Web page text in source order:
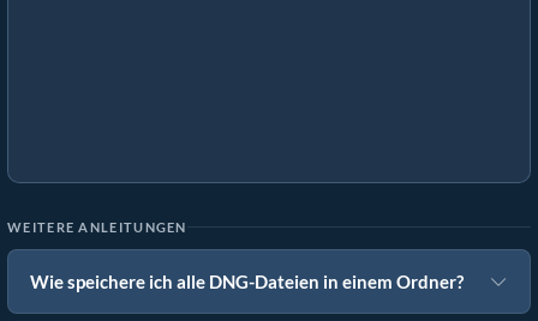
WEITERE ANLEITUNGEN
Wie speichere ich alle DNG-Dateien in einem Ordner?